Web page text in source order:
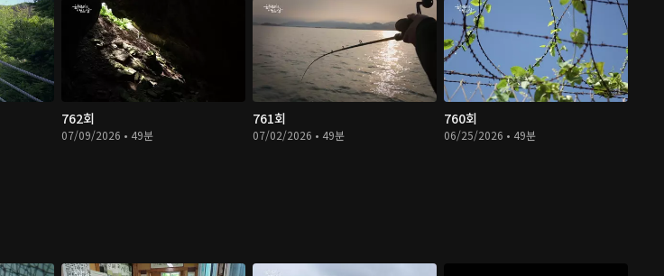
762회
07/09/2026 • 49분
761회
07/02/2026 • 49분
760회
06/25/2026 • 49분